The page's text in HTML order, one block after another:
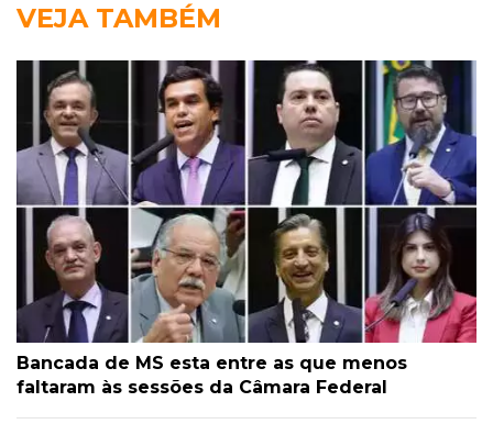
VEJA TAMBÉM
Bancada de MS esta entre as que menos
faltaram às sessões da Câmara Federal